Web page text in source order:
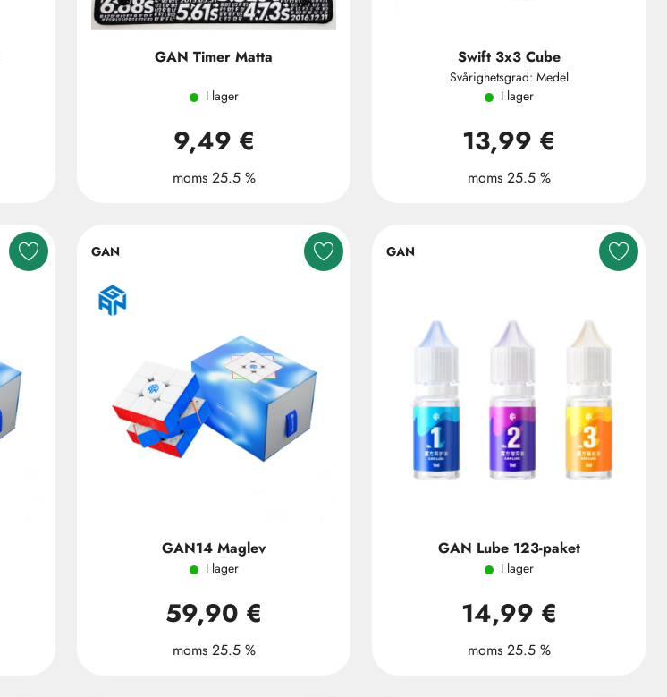
GAN Timer Matta
I lager
9,49 €
moms 25.5 %
Swift 3x3 Cube
Svårighetsgrad: Medel
I lager
13,99 €
moms 25.5 %
GAN
GAN14 Maglev
I lager
59,90 €
moms 25.5 %
GAN
GAN Lube 123-paket
I lager
14,99 €
moms 25.5 %